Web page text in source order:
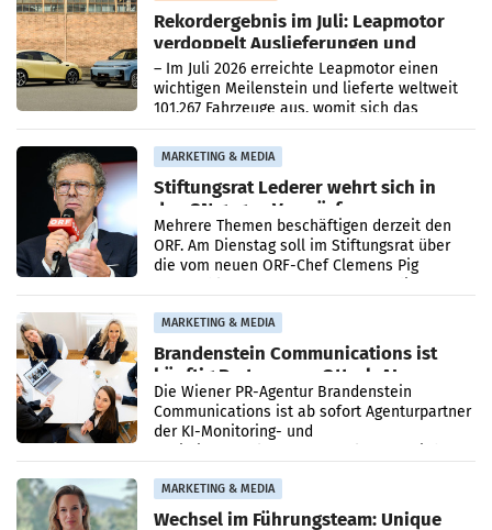
Rekordergebnis im Juli: Leapmotor
verdoppelt Auslieferungen und
überschreitet die 100.000er-Marke
– Im Juli 2026 erreichte Leapmotor einen
wichtigen Meilenstein und lieferte weltweit
101.267 Fahrzeuge aus, womit sich das
Ergebnis gegenüber Juli 2025 mehr als
verdoppelte (+102
MARKETING & MEDIA
Stiftungsrat Lederer wehrt sich in
den SN gegen Vorwürfe
Mehrere Themen beschäftigen derzeit den
ORF. Am Dienstag soll im Stiftungsrat über
die vom neuen ORF-Chef Clemens Pig
MARKETING & MEDIA
Brandenstein Communications ist
künftig Partner von OtterlyAI
Die Wiener PR-Agentur Brandenstein
Communications ist ab sofort Agenturpartner
der KI-Monitoring- und
MARKETING & MEDIA
Wechsel im Führungsteam: Unique